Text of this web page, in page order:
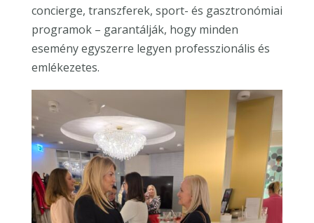
concierge, transzferek, sport- és gasztronómiai
programok – garantálják, hogy minden
esemény egyszerre legyen professzionális és
emlékezetes.